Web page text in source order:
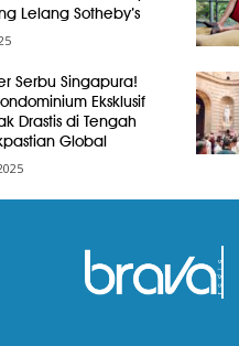
Lelang Sotheby’s
Serbu Singapura!
Eksklusif
Drastis di Tengah
Global